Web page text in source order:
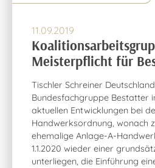
11.09.2019
Meisterpflicht für
Tischler Schreiner
Bundesfachgruppe Bestatter
aktuellen Entwicklungen bei
Handwerksordnung, wonach
ehemalige Anlage-A-
1.1.2020 wieder einer
unterliegen, die Einführung